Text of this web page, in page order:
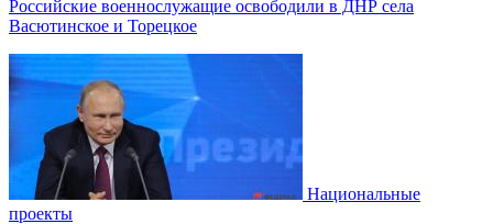
Российские военнослужащие освободили в ДНР села
Васютинское и Торецкое
Национальные
проекты